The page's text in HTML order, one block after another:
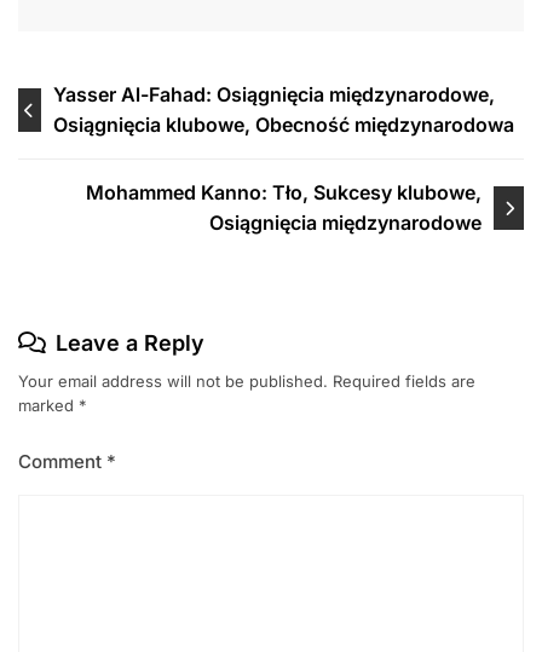
Post
navigation
Yasser Al-Fahad: Osiągnięcia międzynarodowe,
Osiągnięcia klubowe, Obecność międzynarodowa
Mohammed Kanno: Tło, Sukcesy klubowe,
Osiągnięcia międzynarodowe
Leave a Reply
Your email address will not be published. Required fields are
marked *
Comment *